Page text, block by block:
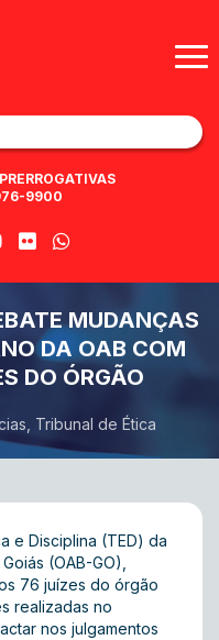
9900
MUDANÇAS
DA OAB COM
DO ÓRGÃO
Tribunal de Ética
e Disciplina (TED) da
(OAB-GO),
76 juízes do órgão
realizadas no
nos julgamentos